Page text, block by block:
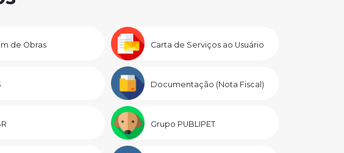
de Obras Carta de Serviços ao Usuário
Documentação (Nota Fiscal)
Grupo PUBLIPET